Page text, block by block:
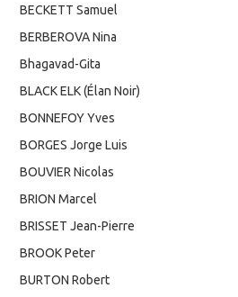
BECKETT Samuel
BERBEROVA Nina
Bhagavad-Gita
BLACK ELK (Élan Noir)
BONNEFOY Yves
BORGES Jorge Luis
BOUVIER Nicolas
BRION Marcel
BRISSET Jean-Pierre
BROOK Peter
BURTON Robert